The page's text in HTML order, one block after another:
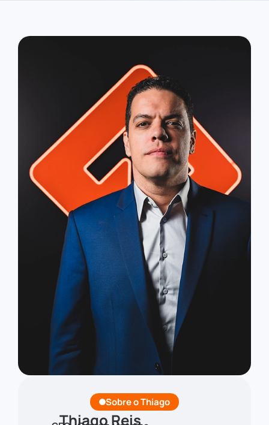
Sobre o Thiago
Thiago Reis